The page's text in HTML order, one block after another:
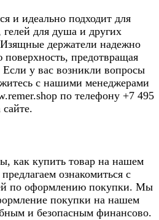
и идеально подходит для
для душа и других
держатели надежно
предотвращая
у вас возникли вопросы
с нашими менеджерами
по телефону +7 495
как купить товар на нашем
предлагаем ознакомиться с
по оформлению покупки. Мы
покупки на нашем
и безопасным финансово.